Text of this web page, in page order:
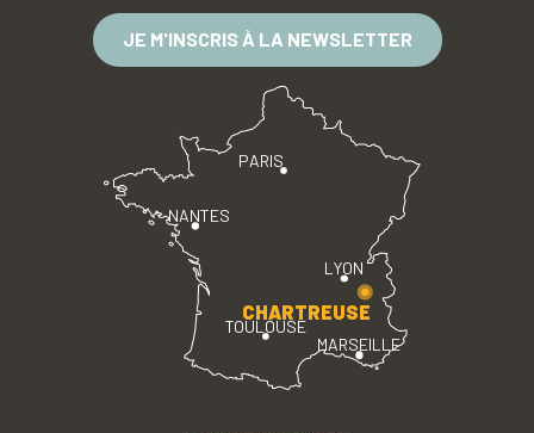
JE M'INSCRIS À LA NEWSLETTER
PARIS
LYON
TOULOUSE
MARSEILLE
NANTES
CHARTREUSE